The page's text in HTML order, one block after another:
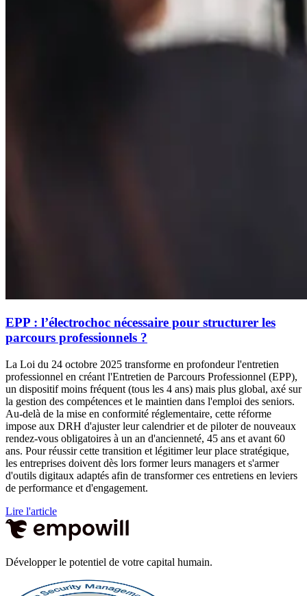
EPP : l’électrochoc nécessaire pour structurer les
parcours professionnels ?
La Loi du 24 octobre 2025 transforme en profondeur l'entretien
professionnel en créant l'Entretien de Parcours Professionnel (EPP),
un dispositif moins fréquent (tous les 4 ans) mais plus global, axé sur
la gestion des compétences et le maintien dans l'emploi des seniors.
Au-delà de la mise en conformité réglementaire, cette réforme
impose aux DRH d'ajuster leur calendrier et de piloter de nouveaux
rendez-vous obligatoires à un an d'ancienneté, 45 ans et avant 60
ans. Pour réussir cette transition et légitimer leur place stratégique,
les entreprises doivent dès lors former leurs managers et s'armer
d'outils digitaux adaptés afin de transformer ces entretiens en leviers
de performance et d'engagement.
Lire l'article
Développer le potentiel de votre capital humain.